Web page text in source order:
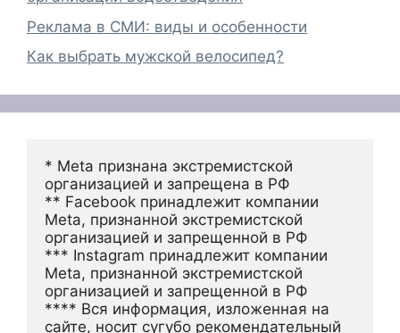
Реклама в СМИ: виды и особенности
Как выбрать мужской велосипед?
* Meta признана экстремистской
организацией и запрещена в РФ
** Facebook принадлежит компании
Meta, признанной экстремистской
организацией и запрещенной в РФ
*** Instagram принадлежит компании
Meta, признанной экстремистской
организацией и запрещенной в РФ
**** Вся информация, изложенная на
сайте, носит сугубо рекомендательный